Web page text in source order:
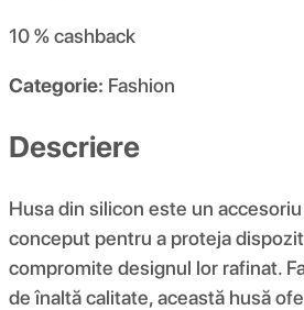
10 %cashback
Categorie: Fashion
Descriere
Husa din silicon este un
conceput pentru a proteja
compromite designul lor rafinat.
de înaltă calitate, această husă